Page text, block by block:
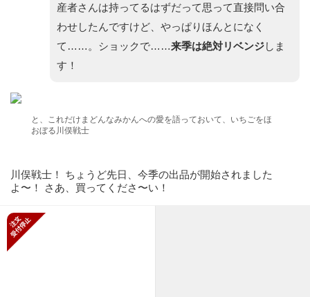
産者さんは持ってるはずだって思って直接問い合
わせしたんですけど、やっぱりほんとになく
て……。ショックで……来季は絶対リベンジしま
す！
と、これだけまどんなみかんへの愛を語っておいて、いちごをほ
おぼる川俣戦士
川俣戦士！ ちょうど先日、今季の出品が開始されました
よ〜！ さあ、買ってくださ〜い！